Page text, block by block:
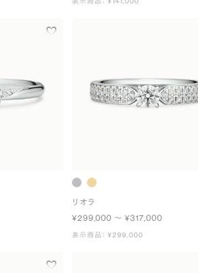
リオラ
¥299,000 〜 ¥317,000
表示商品： ¥299,000